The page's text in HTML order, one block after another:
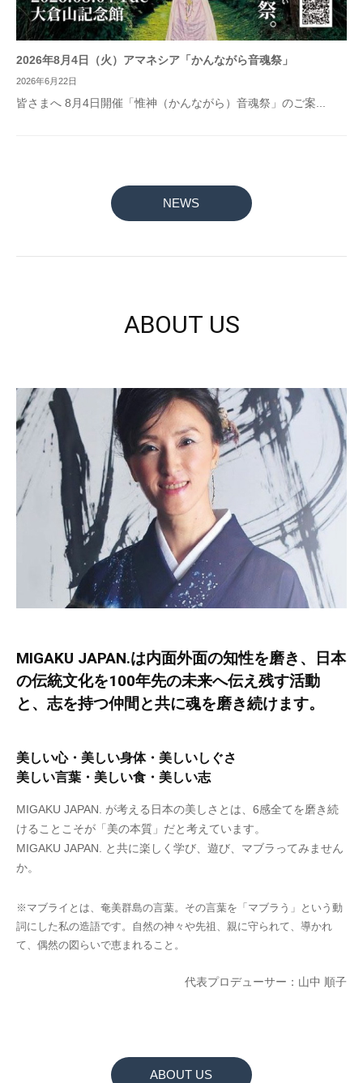
2026年8月4日（火）アマネシア「かんながら音魂祭」
2026年6月22日
皆さまへ 8月4日開催「惟神（かんながら）音魂祭」のご案...
NEWS
ABOUT US
MIGAKU JAPAN.は内面外面の知性を磨き、日本
の伝統文化を100年先の未来へ伝え残す活動
と、志を持つ仲間と共に魂を磨き続けます。
美しい心・美しい身体・美しいしぐさ
美しい言葉・美しい食・美しい志
MIGAKU JAPAN. が考える日本の美しさとは、6感全てを磨き続
けることこそが「美の本質」だと考えています。
MIGAKU JAPAN. と共に楽しく学び、遊び、マブラってみません
か。
※マブライとは、奄美群島の言葉。その言葉を「マブラう」という動
詞にした私の造語です。自然の神々や先祖、親に守られて、導かれ
て、偶然の図らいで恵まれること。
代表プロデューサー：山中 順子
ABOUT US